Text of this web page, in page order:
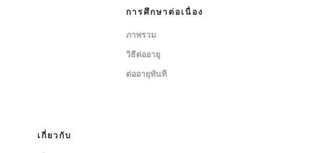
การศึกษาต่อเนื่อง
ภาพรวม
วิธีต่ออายุ
ต่ออายุทันที
เกี่ยวกับ